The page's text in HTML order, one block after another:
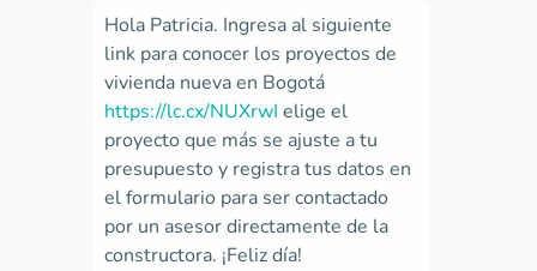
Hola Patricia. Ingresa al siguiente
link para conocer los proyectos de
vivienda nueva en Bogotá
https://lc.cx/NUXrwI elige el
proyecto que más se ajuste a tu
presupuesto y registra tus datos en
el formulario para ser contactado
por un asesor directamente de la
constructora. ¡Feliz día!